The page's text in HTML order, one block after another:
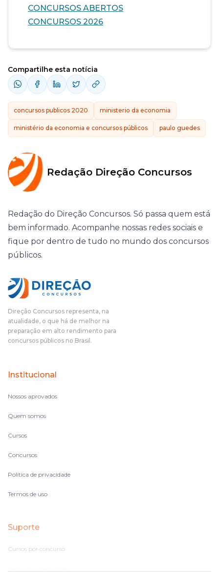
CONCURSOS ABERTOS
CONCURSOS 2026
Compartilhe esta notícia
concursos publicos 2020 ministerio da economia
ministério da economia e concursos públicos paulo guedes
Redação Direção Concursos
Redação do Direção Concursos. Só passa quem está
bem informado. Acompanhe nossas redes sociais e
fique por dentro de tudo no mundo dos concursos
públicos.
Direção Concursos representa, na
atualidade, o que há de melhor na
preparação em alto rendimento para
concursos públicos no Brasil.
Institucional
Nossos aprovados
Quem somos
Cursos
Concursos
Política de privacidade
Termos de uso
Suporte
Cursos por concurso